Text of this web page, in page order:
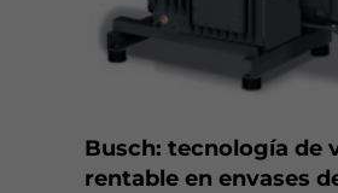
Busch: tecnología de
rentable en envases